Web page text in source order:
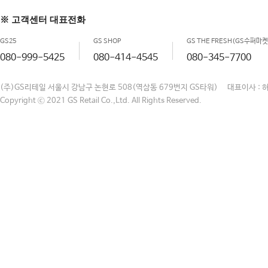
※ 고객센터 대표전화
GS25
080-999-5425
GS SHOP
080-414-4545
GS THE FRESH(GS수퍼마
080-345-7700
(주)GS리테일 서울시 강남구 논현로 508(역삼동 679번지 GS타워) 대표이
Copyright ⓒ 2021 GS Retail Co.,Ltd. All Rights Reserved.